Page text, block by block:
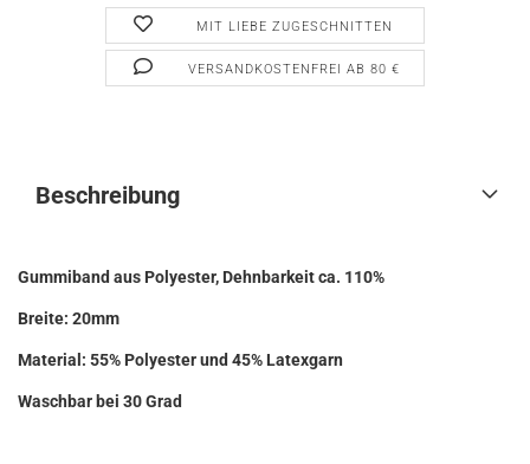
MIT LIEBE ZUGESCHNITTEN
VERSANDKOSTENFREI AB 80 €
Beschreibung
Gummiband aus Polyester, Dehnbarkeit ca. 110%
Breite: 20mm
Material: 55% Polyester und 45% Latexgarn
Waschbar bei 30 Grad